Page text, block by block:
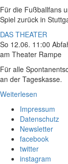
Für die Fußballfans
Spiel zurück in
DAS THEATER
So 12.06. 11:00
am Theater Rampe
Für alle
an der Tageskasse.
Weiterlesen
Impressum
Datenschutz
Newsletter
facebook
twitter
instagram